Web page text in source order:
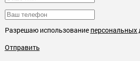
Разрешаю использование персональных
Отправить